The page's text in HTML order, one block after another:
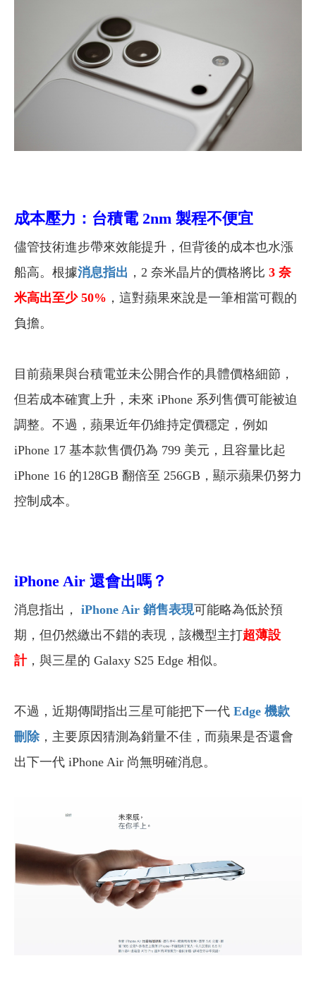
成本壓力：台積電 2nm 製程不便宜
儘管技術進步帶來效能提升，但背後的成本也水漲
船高。根據消息指出 ，2 奈米晶片的價格將比 3 奈
米高出至少 50% ，這對蘋果來說是一筆相當可觀的
負擔。
目前蘋果與台積電並未公開合作的具體價格細節，
但若成本確實上升，未來 iPhone 系列售價可能被迫
調整。 不過，蘋果近年仍維持定價穩定，例如
iPhone 17 基本款售價仍為 799 美元，且容量比起
iPhone 16 的128GB 翻倍至 256GB，顯示蘋果仍努力
控制成本。
iPhone Air 還會出嗎？
消息指出， iPhone Air 銷售表現可能略為低於預
期，但仍然繳出不錯的表現，該機型主打超薄設
計，與三星的 Galaxy S25 Edge 相似。
不過，近期傳聞指出三星可能把下一代 Edge 機款
刪除，主要原因猜測為銷量不佳，而蘋果是否還會
出下一代 iPhone Air 尚無明確消息。